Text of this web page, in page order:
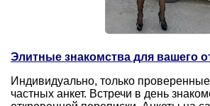
Элитные знакомства для вашего
Индивидуально, только
частных анкет. Встречи в день